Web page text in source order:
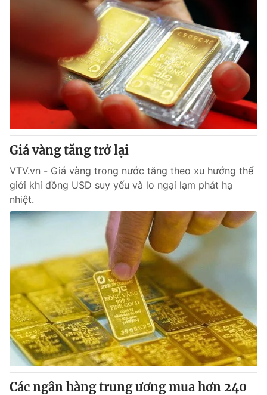
Giá vàng tăng trở lại
VTV.vn - Giá vàng trong nước tăng theo xu hướng thế
giới khi đồng USD suy yếu và lo ngại lạm phát hạ
nhiệt.
Các ngân hàng trung ương mua hơn 240